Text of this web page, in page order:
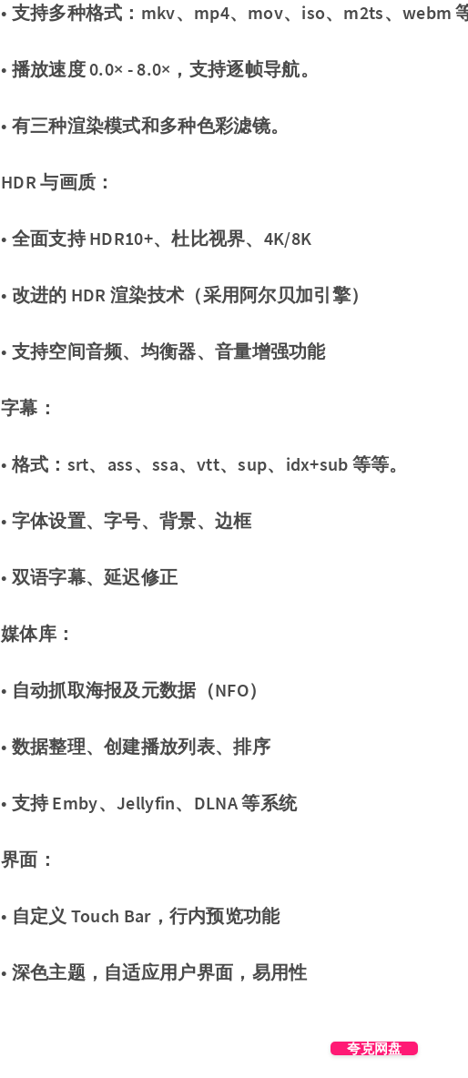
• 支持多种格式：mkv、mp4、mov、iso、m2ts、webm 等
• 播放速度 0.0× - 8.0×，支持逐帧导航。
• 有三种渲染模式和多种色彩滤镜。
HDR 与画质：
• 全面支持 HDR10+、杜比视界、4K/8K
• 改进的 HDR 渲染技术（采用阿尔贝加引擎）
• 支持空间音频、均衡器、音量增强功能
字幕：
• 格式：srt、ass、ssa、vtt、sup、idx+sub 等等。
• 字体设置、字号、背景、边框
• 双语字幕、延迟修正
媒体库：
• 自动抓取海报及元数据（NFO）
• 数据整理、创建播放列表、排序
• 支持 Emby、Jellyfin、DLNA 等系统
界面：
• 自定义 Touch Bar，行内预览功能
• 深色主题，自适应用户界面，易用性
夸克网盘